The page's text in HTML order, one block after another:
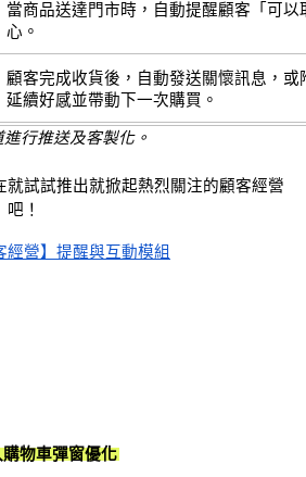
當商品送達門市時，自動提醒顧客「可
心。
顧客完成收貨後，自動發送關懷訊息，
延續好感並帶動下一次購買。
行推送及客製化。
就試試推出就掀起熱烈關注的顧客經營
！
經營】提醒與互動模組
購物車彈窗優化